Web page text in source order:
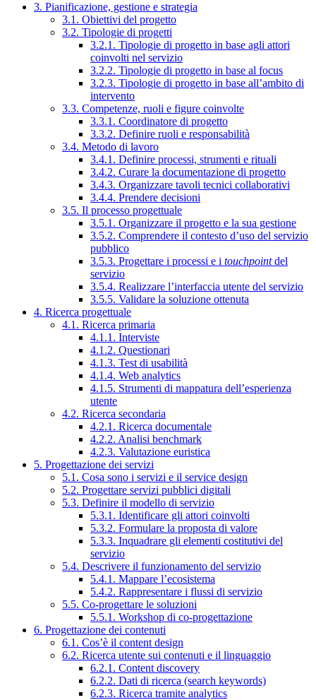
3. Pianificazione, gestione e strategia
3.1. Obiettivi del progetto
3.2. Tipologie di progetti
3.2.1. Tipologie di progetto in base agli attori
coinvolti nel servizio
3.2.2. Tipologie di progetto in base al focus
3.2.3. Tipologie di progetto in base all’ambito di
intervento
3.3. Competenze, ruoli e figure coinvolte
3.3.1. Coordinatore di progetto
3.3.2. Definire ruoli e responsabilità
3.4. Metodo di lavoro
3.4.1. Definire processi, strumenti e rituali
3.4.2. Curare la documentazione di progetto
3.4.3. Organizzare tavoli tecnici collaborativi
3.4.4. Prendere decisioni
3.5. Il processo progettuale
3.5.1. Organizzare il progetto e la sua gestione
3.5.2. Comprendere il contesto d’uso del servizio
pubblico
3.5.3. Progettare i processi e i touchpointdel
servizio
3.5.4. Realizzare l’interfaccia utente del servizio
3.5.5. Validare la soluzione ottenuta
4. Ricerca progettuale
4.1. Ricerca primaria
4.1.1. Interviste
4.1.2. Questionari
4.1.3. Test di usabilità
4.1.4. Web analytics
4.1.5. Strumenti di mappatura dell’esperienza
utente
4.2. Ricerca secondaria
4.2.1. Ricerca documentale
4.2.2. Analisi benchmark
4.2.3. Valutazione euristica
5. Progettazione dei servizi
5.1. Cosa sono i servizi e il service design
5.2. Progettare servizi pubblici digitali
5.3. Definire il modello di servizio
5.3.1. Identificare gli attori coinvolti
5.3.2. Formulare la proposta di valore
5.3.3. Inquadrare gli elementi costitutivi del
servizio
5.4. Descrivere il funzionamento del servizio
5.4.1. Mappare l’ecosistema
5.4.2. Rappresentare i flussi di servizio
5.5. Co-progettare le soluzioni
5.5.1. Workshop di co-progettazione
6. Progettazione dei contenuti
6.1. Cos’è il content design
6.2. Ricerca utente sui contenuti e il linguaggio
6.2.1. Content discovery
6.2.2. Dati di ricerca (search keywords)
6.2.3. Ricerca tramite analytics